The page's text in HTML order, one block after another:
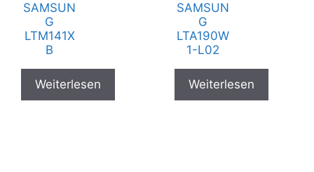
SAMSUN
G
LTM141X
B
Weiterlesen
SAMSUN
G
LTA190W
1-L02
Weiterlesen